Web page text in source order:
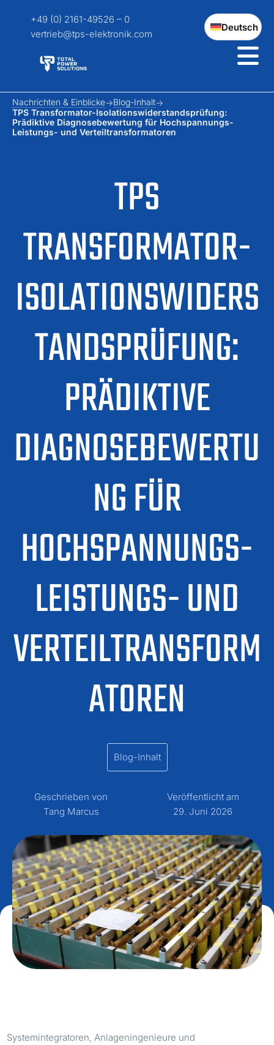
+49 (0) 2161-49526 – 0
vertrieb@tps-elektronik.com
Deutsch
TPS
TRANSFORMATOR-
ISOLATIONSWIDERS
TANDSPRÜFUNG:
PRÄDIKTIVE
DIAGNOSEBEWERTU
NG FÜR
HOCHSPANNUNGS-
LEISTUNGS- UND
VERTEILTRANSFORM
ATOREN
Nachrichten & Einblicke
Blog-Inhalt
TPS Transformator-Isolationswiderstandsprüfung:
Prädiktive Diagnosebewertung für Hochspannungs-
Leistungs- und Verteiltransformatoren
Blog-Inhalt
Geschrieben von
Tang Marcus
Veröffentlicht am
29. Juni 2026
Systemintegratoren, Anlageningenieure und